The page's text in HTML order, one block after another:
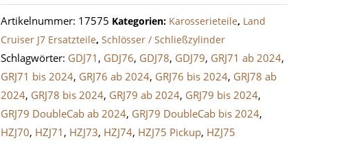
Türschloss
Beifahrerseite
LandCruiser
J7
Menge
Artikelnummer: 17575 Kategorien: Karosserieteile, Land
Cruiser J7 Ersatzteile,Schlösser / Schließzylinder
Schlagwörter: GDJ71 , GDJ76, GDJ78, GDJ79, GRJ71 ab 2024,
GRJ71 bis 2024, GRJ76 ab 2024, GRJ76 bis 2024, GRJ78 ab
2024, GRJ78 bis 2024, GRJ79 ab 2024, GRJ79 bis 2024,
GRJ79 DoubleCab ab 2024, GRJ79 DoubleCab bis 2024,
HZJ70, HZJ71 , HZJ73, HZJ74, HZJ75 Pickup, HZJ75